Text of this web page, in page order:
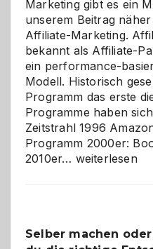
Marketing gibt es ein
unserem Beitrag
Affiliate-Marketing.
bekannt als Affiliate-
ein performance-
Modell. Historisch
Programm das erste
Programme haben
Zeitstrahl 1996
Programm 2000er:
2010er… Affiliate-
weiterlesen
Selber machen